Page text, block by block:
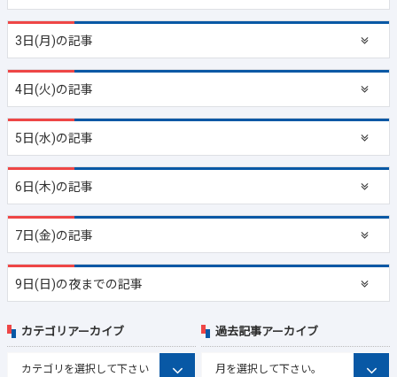
3日(月)の記事
4日(火)の記事
5日(水)の記事
6日(木)の記事
7日(金)の記事
9日(日)の夜までの記事
カテゴリアーカイブ 過去記事アーカイブ